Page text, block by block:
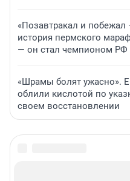
«Позавтракал и
история пермского
— он стал чемпионом РФ
«Шрамы болят ужасно».
облили кислотой по
своем восстановлении